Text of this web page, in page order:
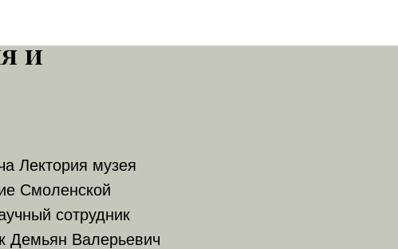
и
Лектория музея
Смоленской
сотрудник
Демьян Валерьевич